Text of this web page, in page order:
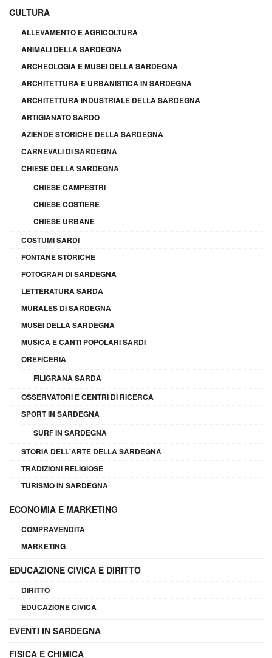
CULTURA
ALLEVAMENTO E AGRICOLTURA
ANIMALI DELLA SARDEGNA
ARCHEOLOGIA E MUSEI DELLA SARDEGNA
ARCHITETTURA E URBANISTICA IN SARDEGNA
ARCHITETTURA INDUSTRIALE DELLA SARDEGNA
ARTIGIANATO SARDO
AZIENDE STORICHE DELLA SARDEGNA
CARNEVALI DI SARDEGNA
CHIESE DELLA SARDEGNA
CHIESE CAMPESTRI
CHIESE COSTIERE
CHIESE URBANE
COSTUMI SARDI
FONTANE STORICHE
FOTOGRAFI DI SARDEGNA
LETTERATURA SARDA
MURALES DI SARDEGNA
MUSEI DELLA SARDEGNA
MUSICA E CANTI POPOLARI SARDI
OREFICERIA
FILIGRANA SARDA
OSSERVATORI E CENTRI DI RICERCA
SPORT IN SARDEGNA
SURF IN SARDEGNA
STORIA DELL'ARTE DELLA SARDEGNA
TRADIZIONI RELIGIOSE
TURISMO IN SARDEGNA
ECONOMIA E MARKETING
COMPRAVENDITA
MARKETING
EDUCAZIONE CIVICA E DIRITTO
DIRITTO
EDUCAZIONE CIVICA
EVENTI IN SARDEGNA
FISICA E CHIMICA